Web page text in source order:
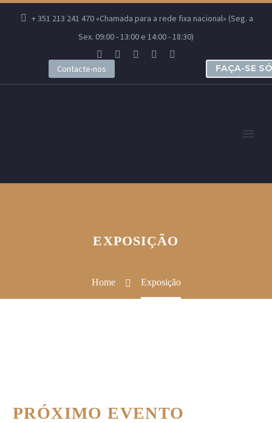
+ 351 213 241 470 «Chamada para a rede fixa nacional» (Seg. a
Sex. 09:00 - 13:00 e 14:00 - 18:30)
Contacte-nos FAÇA-SE
EXPOSIÇÃO
Home Exposição
PRÓXIMO EVENTO